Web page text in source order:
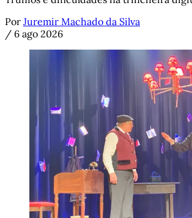
Por Juremir Machado da Silva
/ 6 ago 2026